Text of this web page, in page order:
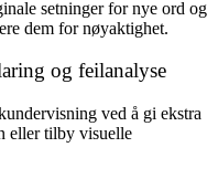
setninger for nye ord og
dem for nøyaktighet.
og feilanalyse
ved å gi ekstra
eller tilby visuelle